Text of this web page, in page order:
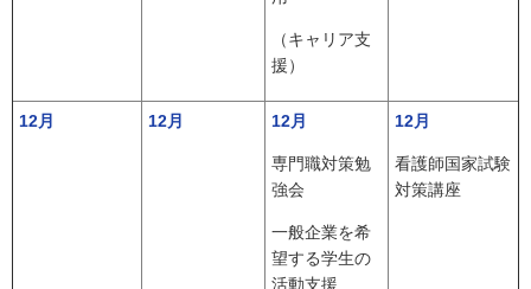
（キャリア支
援）
12月 12月 12月
専門職対策勉
強会
一般企業を希
望する学生の
活動支援
12月
看護師国家試験
対策講座